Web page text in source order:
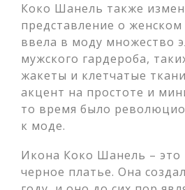
Коко Шанель также
представление о
ввела в моду множество
мужского гардероба,
жакеты и клетчатые
акцент на простоте и
то время было
к моде.
Икона Коко Шанель – это
черное платье. Она